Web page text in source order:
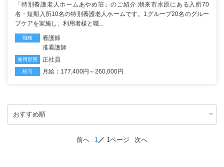
「特別養護老人ホームあやめ荘」のご紹介 潮来市水原にある入所70
名・短期入所10名の特別養護老人ホームです。1グループ20名のグルー
プケアを実施し、利用者様と職...
職種
看護師
准看護師
雇用形態 正社員
給与 月給：177,400円～260,000円
前へ 1 1ページ 次へ